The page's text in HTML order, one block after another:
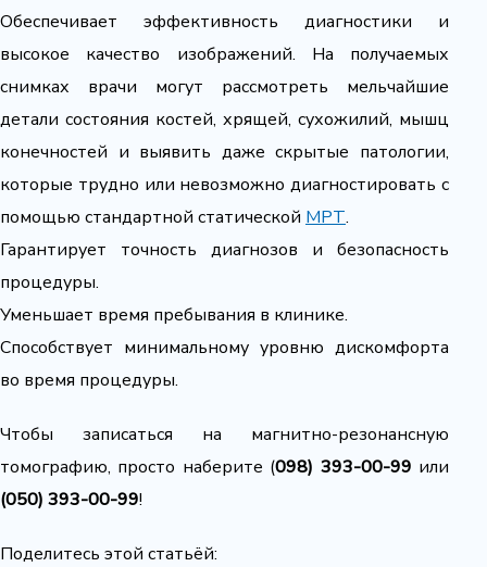
Обеспечивает эффективность диагностики и
высокое качество изображений. На получаемых
снимках врачи могут рассмотреть мельчайшие
детали состояния костей, хрящей, сухожилий, мышц
конечностей и выявить даже скрытые патологии,
которые трудно или невозможно диагностировать с
помощью стандартной статической МРТ.
Гарантирует точность диагнозов и безопасность
процедуры.
Уменьшает время пребывания в клинике.
Способствует минимальному уровню дискомфорта
во время процедуры.
Чтобы записаться на магнитно-резонансную
томографию, просто наберите (098) 393-00-99 или
(050) 393-00-99!
Поделитесь этой статьёй: